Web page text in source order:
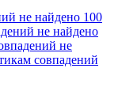
не найдено 100
не найдено
не
совпадений